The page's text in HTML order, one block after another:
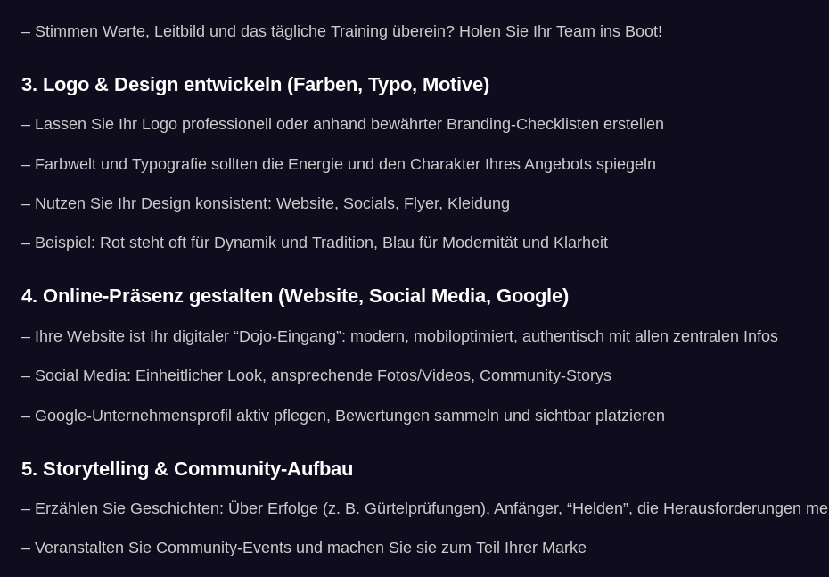
– Stimmen Werte, Leitbild und das tägliche Training überein? Holen Sie Ihr Team ins Boot!
3. Logo & Design entwickeln (Farben, Typo, Motive)
– Lassen Sie Ihr Logo professionell oder anhand bewährter Branding-Checklisten erstellen
– Farbwelt und Typografie sollten die Energie und den Charakter Ihres Angebots spiegeln
– Nutzen Sie Ihr Design konsistent: Website, Socials, Flyer, Kleidung
– Beispiel: Rot steht oft für Dynamik und Tradition, Blau für Modernität und Klarheit
4. Online-Präsenz gestalten (Website, Social Media, Google)
– Ihre Website ist Ihr digitaler “Dojo-Eingang”: modern, mobiloptimiert, authentisch mit allen zentralen Infos
– Social Media: Einheitlicher Look, ansprechende Fotos/Videos, Community-Storys
– Google-Unternehmensprofil aktiv pflegen, Bewertungen sammeln und sichtbar platzieren
5. Storytelling & Community-Aufbau
– Erzählen Sie Geschichten: Über Erfolge (z. B. Gürtelprüfungen), Anfänger, “Helden”, die Herausforderungen
– Veranstalten Sie Community-Events und machen Sie sie zum Teil Ihrer Marke